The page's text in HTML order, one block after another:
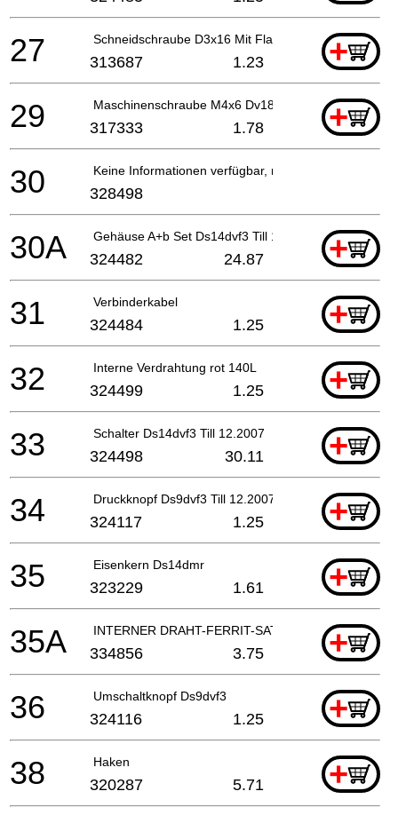
Schneidschraube D3x16 Mit Flansch (schwarz) Dv18d
+
27 313687 1.23
Maschinenschraube M4x6 Dv18dvf, Dv14dvf
+
29 317333 1.78
Keine Informationen verfügbar, nicht bestellbar
30 328498
Gehäuse A+b Set Ds14dvf3 Till 12.2007 +
30A 324482 24.87
Verbinderkabel +
31 324484 1.25
Interne Verdrahtung rot 140L +
32 324499 1.25
Schalter Ds14dvf3 Till 12.2007 +
33 324498 30.11
Druckknopf Ds9dvf3 Till 12.2007 +
34 324117 1.25
Eisenkern Ds14dmr +
35 323229 1.61
INTERNER DRAHT-FERRIT-SATZ +
35A 334856 3.75
Umschaltknopf Ds9dvf3 +
36 324116 1.25
Haken +
38 320287 5.71